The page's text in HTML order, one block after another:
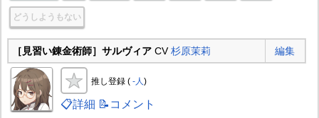
どうしようもない
［見習い錬金術師］サルヴィアCV杉原茉莉 編集
推し登録 ( -人 )
📋詳細 📝コメント